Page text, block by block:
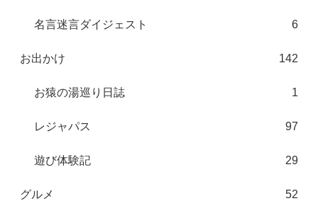
名言迷言ダイジェスト 6
お出かけ 142
お猿の湯巡り日誌 1
レジャパス 97
遊び体験記 29
グルメ 52